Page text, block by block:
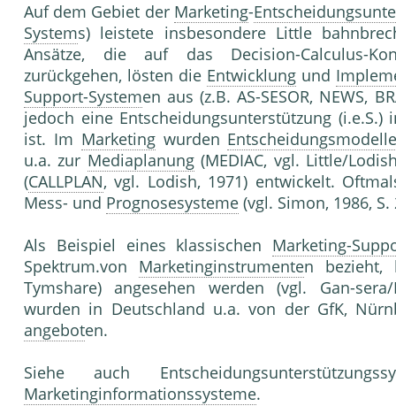
Auf dem Gebiet der Marketing-
Systems) leistete insbesondere Little
Ansätze, die auf das Decision-Calculus-
zurückgehen, lösten die Entwicklung und
Support-Systemen aus (z.B. AS-SESOR, NEWS,
jedoch eine Entscheidungsunterstützung
ist. Im Marketingwurden
u.a. zur Mediaplanung(MEDIAC, vgl. Little/
(CALLPLAN, vgl. Lodish, 1971) entwickelt.
Mess- und Prognosesysteme (vgl. Simon, 1986, S.
Als Beispiel eines klassischen Marketing-
Spektrum.von Marketinginstrumenten bezieht,
Tymshare) angesehen werden (vgl. Gan-
wurden in Deutschland u.a. von der GfK,
angeboten.
Siehe auch
Marketinginformationssysteme.